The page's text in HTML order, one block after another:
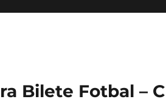
Bilete Fotbal –